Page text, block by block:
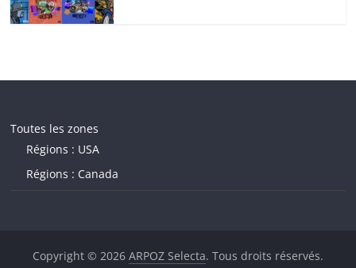
Toutes les zones
Régions : USA
Régions : Canada
Copyright © 2026 ARPOZ Selecta. Tous droits réservés.